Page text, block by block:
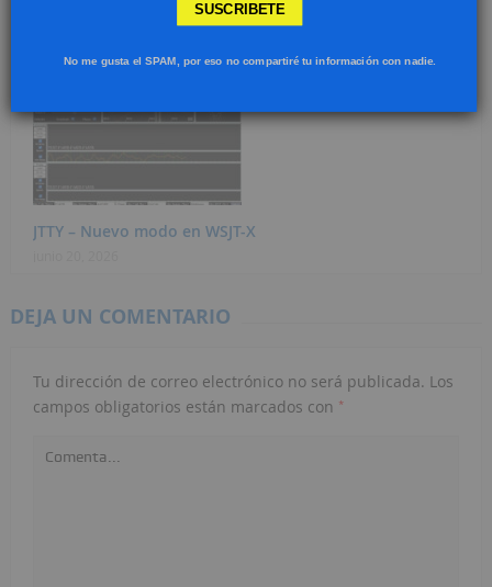
DME – Referencias menos activadas
julio 02, 2026
JTTY – Nuevo modo en WSJT-X
DEJA UN COMENTARIO
Tu dirección de correo electrónico no será publicada. Los
campos obligatorios están marcados con *
No me gusta el SPAM, por eso no compartiré tu información con nadie.
SUSCRIBETE